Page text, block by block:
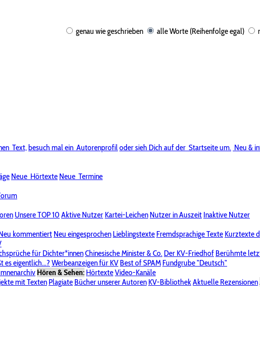
genau wie geschrieben alle Worte (Reihenfolge egal)
Text,besuch mal ein Autorenprofiloder sieh Dich auf der Startseite um. Neu &
Neue Hörtexte Neue Termine
Unsere TOP 10 Aktive Nutzer Kartei-Leichen Nutzer in Auszeit Inaktive Nutzer
kommentiert Neu eingesprochen Lieblingstexte Fremdsprachige Texte Kurztexte
für Dichter*innenChinesische Minister & Co. Der KV-Friedhof Berühmte
es eigentlich...? Werbeanzeigen für KV Best of SPAM Fundgrube "Deutsch"
Hören & Sehen: HörtexteVideo-Kanäle
mit Texten Plagiate Bücher unserer Autoren KV-BibliothekAktuelle Rezensionen
Schreiberei"
Alle Wege führen zu KVPasswort vergessen?
Impressum